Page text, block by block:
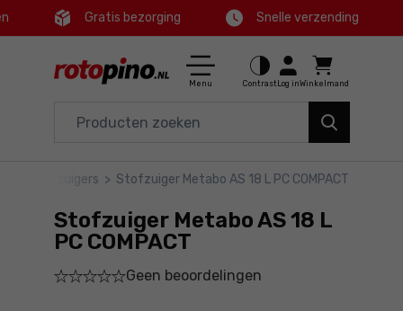
Ctrl
Hoofdmenu
Productinformatie
Bestel
Gedetailleerde informatie
Voettekst
Gratis bezorging Snelle verzending
Menu Contrast Log inWinkelmand
Huis en tuin
Aanbiedingen
stofzuigers > Stofzuiger Metabo AS 18 L PC COMPACT
Stofzuiger Metabo AS 18 L
PC COMPACT
Geen beoordelingen